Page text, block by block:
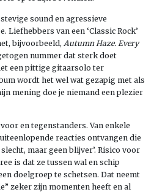
sound en agressieve
Liefhebbers van een ‘Classic Rock’
bijvoorbeeld, Autumn Haze. Every
nummer dat sterk doet
een pittige gitaarsolo ter
wordt het wel wat gezapig met als
mening doe je niemand een plezier
en tegenstanders. Van enkele
reacties ontvangen die
maar geen blijver’. Risico voor
is dat ze tussen wal en schip
doelgroep te schetsen. Dat neemt
zeker zijn momenten heeft en al